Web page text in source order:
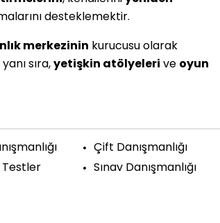
desteklemektir.
merkezinin kurucusu olarak
sıra, yetişkin atölyeleri ve oyun
Çift Danışmanlığı
Testler Sınav Danışmanlığı